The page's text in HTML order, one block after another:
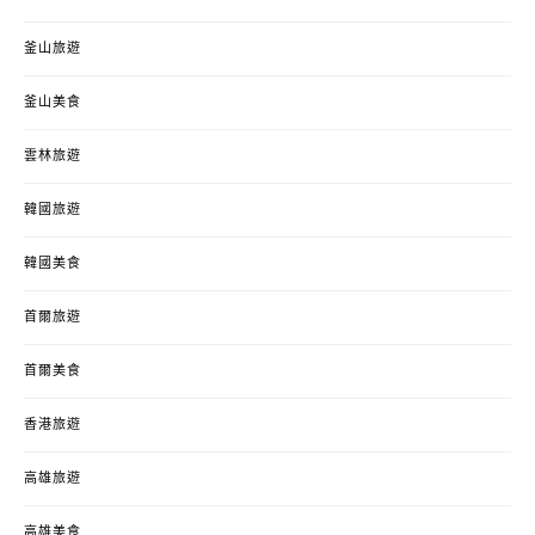
釜山旅遊
釜山美食
雲林旅遊
韓國旅遊
韓國美食
首爾旅遊
首爾美食
香港旅遊
高雄旅遊